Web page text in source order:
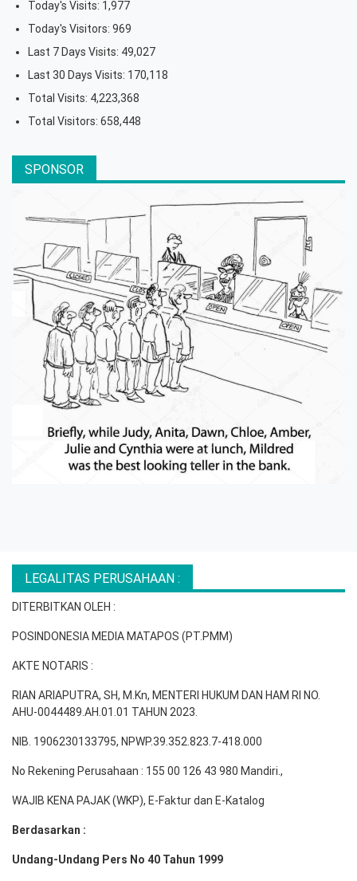
Today's Visits: 1,977
Today's Visitors: 969
Last 7 Days Visits: 49,027
Last 30 Days Visits: 170,118
Total Visits: 4,223,368
Total Visitors: 658,448
SPONSOR
LEGALITAS PERUSAHAAN :
DITERBITKAN OLEH :
POSINDONESIA MEDIA MATAPOS (PT.PMM)
AKTE NOTARIS :
RIAN ARIAPUTRA, SH, M.Kn, MENTERI HUKUM DAN HAM RI NO.
AHU-0044489.AH.01.01 TAHUN 2023.
NIB. 1906230133795, NPWP.39.352.823.7-418.000
No Rekening Perusahaan : 155 00 126 43 980 Mandiri.,
WAJIB KENA PAJAK (WKP), E-Faktur dan E-Katalog
Berdasarkan :
Undang-Undang Pers No 40 Tahun 1999